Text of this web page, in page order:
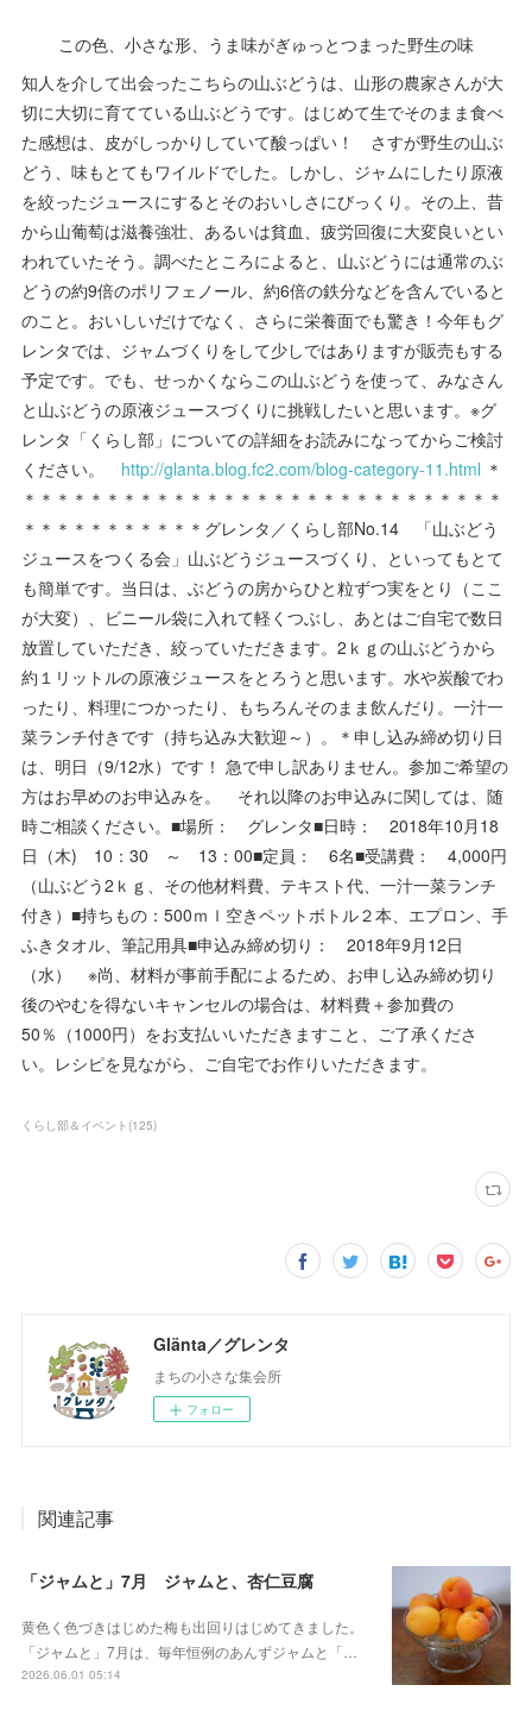
この色、小さな形、うま味がぎゅっとつまった野生の味
知人を介して出会ったこちらの山ぶどうは、山形の農家さんが大
切に大切に育てている山ぶどうです。はじめて生でそのまま食べ
た感想は、皮がしっかりしていて酸っぱい！ さすが野生の山ぶ
どう、味もとてもワイルドでした。しかし、ジャムにしたり原液
を絞ったジュースにするとそのおいしさにびっくり。その上、昔
から山葡萄は滋養強壮、あるいは貧血、疲労回復に大変良いとい
われていたそう。調べたところによると、山ぶどうには通常のぶ
どうの約9倍のポリフェノール、約6倍の鉄分などを含んでいると
のこと。おいしいだけでなく、さらに栄養面でも驚き！今年もグ
レンタでは、ジャムづくりをして少しではありますが販売もする
予定です。でも、せっかくならこの山ぶどうを使って、みなさん
と山ぶどうの原液ジュースづくりに挑戦したいと思います。※グ
レンタ「くらし部」についての詳細をお読みになってからご検討
ください。 http://glanta.blog.fc2.com/blog-category-11.html ＊
＊＊＊＊＊＊＊＊＊＊＊＊＊＊＊＊＊＊＊＊＊＊＊＊＊＊＊＊＊
＊＊＊＊＊＊＊＊＊＊＊グレンタ／くらし部No.14 「山ぶどう
ジュースをつくる会」山ぶどうジュースづくり、といってもとて
も簡単です。当日は、ぶどうの房からひと粒ずつ実をとり（ここ
が大変）、ビニール袋に入れて軽くつぶし、あとはご自宅で数日
放置していただき、絞っていただきます。2ｋｇの山ぶどうから
約１リットルの原液ジュースをとろうと思います。水や炭酸でわ
ったり、料理につかったり、もちろんそのまま飲んだり。一汁一
菜ランチ付きです（持ち込み大歓迎～）。＊申し込み締め切り日
は、明日（9/12水）です！ 急で申し訳ありません。参加ご希望の
方はお早めのお申込みを。 それ以降のお申込みに関しては、随
時ご相談ください。■場所： グレンタ■日時： 2018年10月18
日（木) 10：30 ～ 13：00■定員： 6名■受講費： 4,000円
（山ぶどう2ｋｇ、その他材料費、テキスト代、一汁一菜ランチ
付き）■持ちもの：500ｍｌ空きペットボトル２本、エプロン、手
ふきタオル、筆記用具■申込み締め切り： 2018年9月12日
（水） ※尚、材料が事前手配によるため、お申し込み締め切り
後のやむを得ないキャンセルの場合は、材料費＋参加費の
50％（1000円）をお支払いいただきますこと、ご了承くださ
い。レシピを見ながら、ご自宅でお作りいただきます。
くらし部＆イベント (125)
Glänta／グレンタ
まちの小さな集会所
フォロー
関連記事
「ジャムと」7月 ジャムと、杏仁豆腐
黄色く色づきはじめた梅も出回りはじめてきました。
「ジャムと」7月は、毎年恒例のあんずジャムと「…
2026.06.01 05:14